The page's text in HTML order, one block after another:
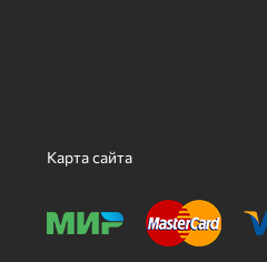
Карта сайта